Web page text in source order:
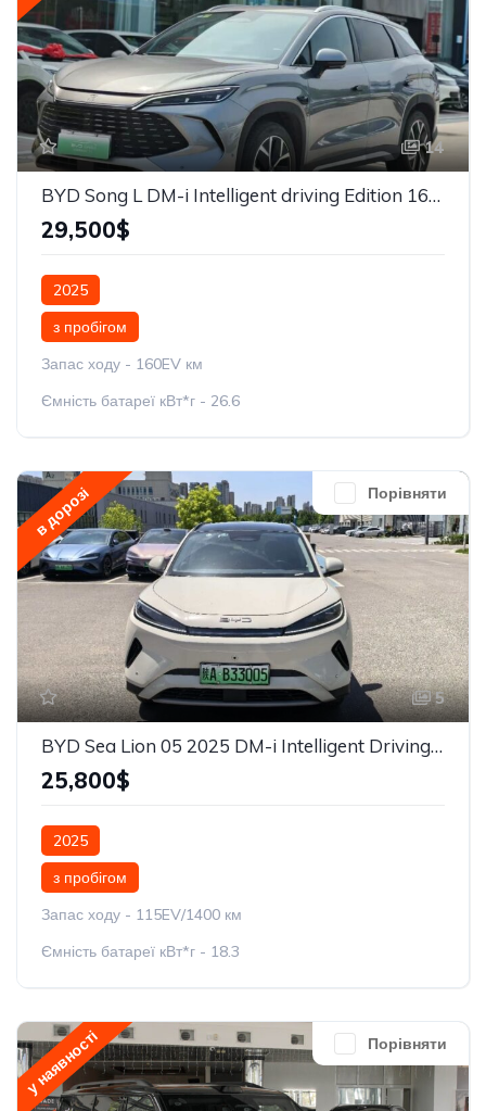
14
BYD Song L DM-i Intelligent driving Edition 160km Beyond
29,500$
2025
з пробігом
Запас ходу - 160EV км
Ємність батареї кВт*г - 26.6
Порівняти
в дорозі
5
BYD Sea Lion 05 2025 DM-i Intelligent Driving Edition 115KM
25,800$
2025
з пробігом
Запас ходу - 115EV/1400 км
Ємність батареї кВт*г - 18.3
Порівняти
у наявності